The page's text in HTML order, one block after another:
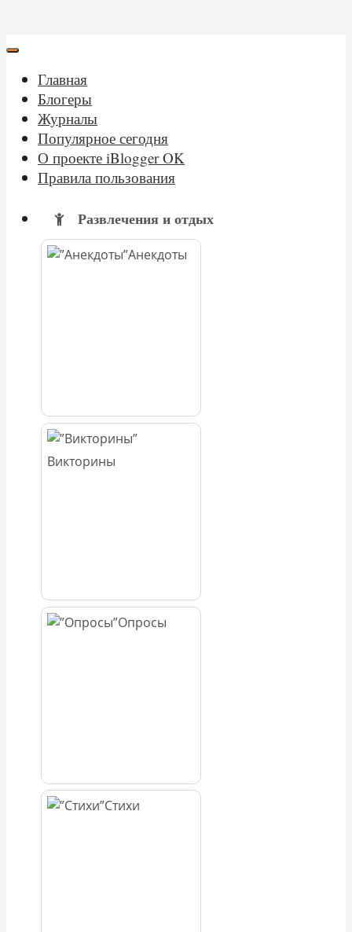
Главная
Блогеры
Журналы
Популярное сегодня
О проекте iBlogger OK
Правила пользования
Развлечения и отдых
Анекдоты
Викторины
Опросы
Стихи